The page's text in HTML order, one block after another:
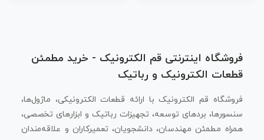
فروشگاه اینترنتی قم الکترونیک - خرید مطمئن
قطعات الکترونیک و رباتیک
فروشگاه قم الکترونیک با ارائه قطعات الکترونیکی، ماژول‌ها،
سنسورها، بردهای توسعه، تجهیزات رباتیک و ابزارهای تخصصی،
همراه مطمئن مهندسان، دانشجویان، تعمیرکاران و علاقه‌مندان